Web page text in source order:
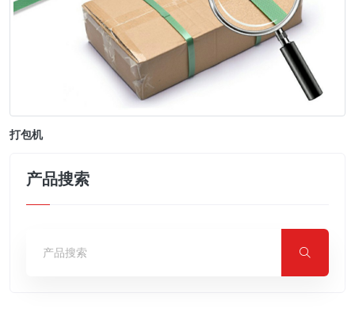
打包机
产品搜索